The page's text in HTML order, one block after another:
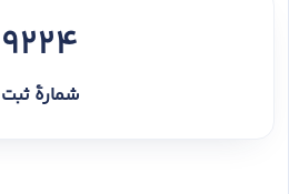
9224
شمارهٔ ثبت